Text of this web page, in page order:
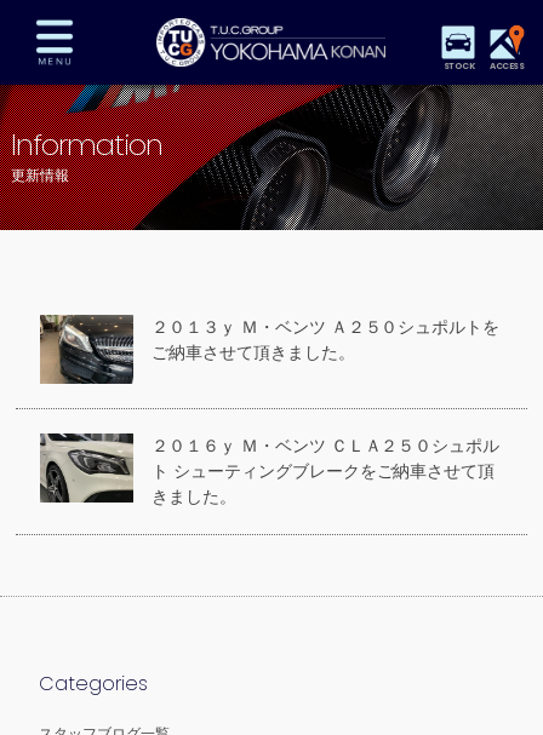
STOCK ACCESS
在庫車両情報 保証&サービス パーツリスト
TUCとは？ 店舗情報 アクセスマップ
全国納車 特別作業 注文販売
プライバシーポリシー スタッフblog
Information
更新情報
２０１３ｙ Ｍ・ベンツ Ａ２５０シュポルトを
ご納車させて頂きました。
２０１６ｙ Ｍ・ベンツ ＣＬＡ２５０シュポル
ト シューティングブレークをご納車させて頂
きました。
Categories